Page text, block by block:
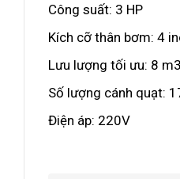
Công suất: 3 HP
Kích cỡ thân bơm: 4
Lưu lượng tối ưu: 8
Số lượng cánh quạt:
Điện áp: 220V